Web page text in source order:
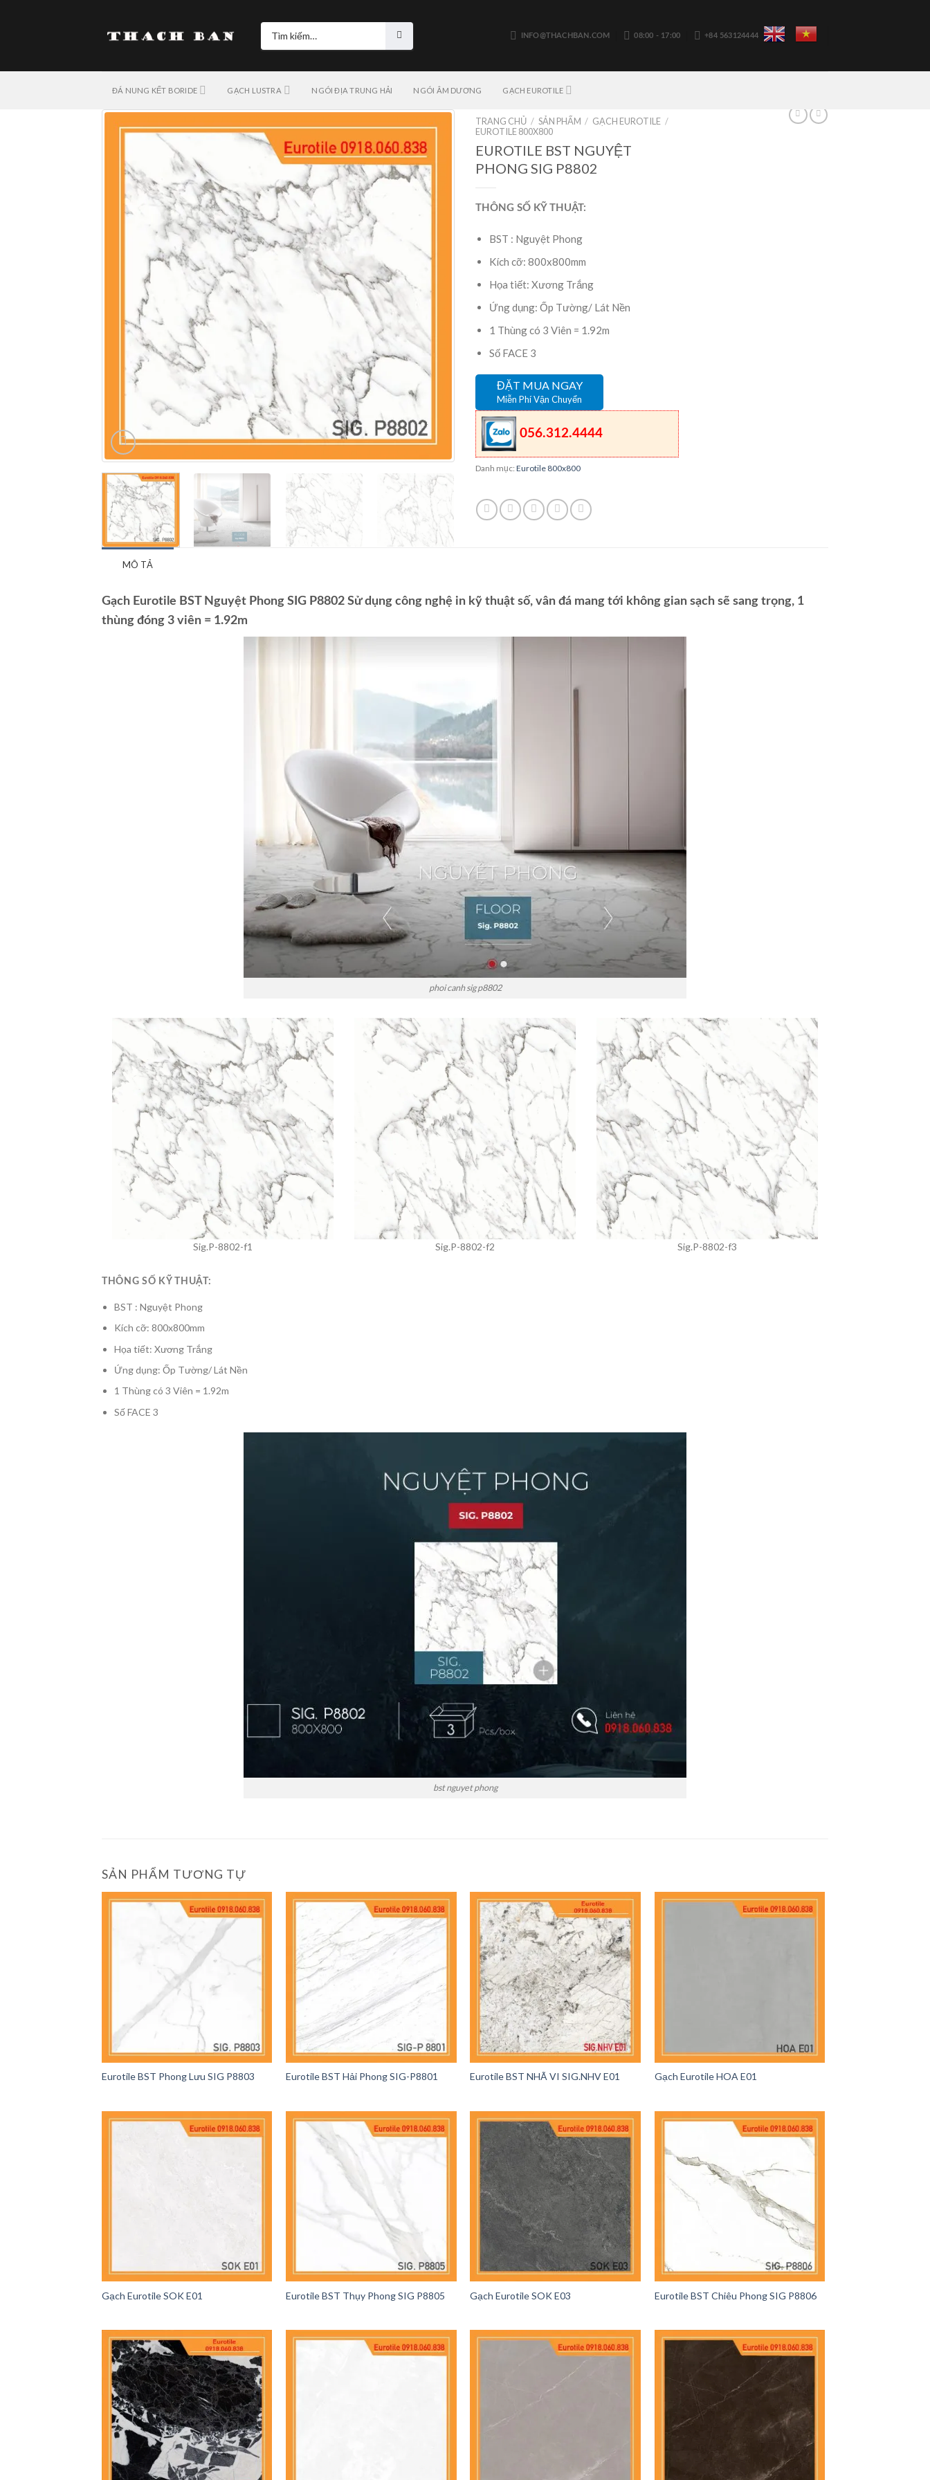
kiếm:
INFO@THACHBAN.COM 08:00 - 17:00 +84 563124444
ĐÁ NUNG KẾT BORIDE GẠCH LUSTRA NGÓI ĐỊA TRUNG HẢI NGÓI ÂM DƯƠNG GẠCH EUROTILE
TRANG CHỦ / SẢN PHẨM / GẠCH EUROTILE /
EUROTILE 800X800
EUROTILE BST NGUYỆT
PHONG SIG P8802
THÔNG SỐ KỸ THUẬT:
BST : Nguyệt Phong
Kích cỡ: 800x800mm
Họa tiết: Xương Trắng
Ứng dụng: Ốp Tường/ Lát Nền
1 Thùng có 3 Viên = 1.92m
Số FACE 3
ĐẶT MUA NGAY
Miễn Phí Vận Chuyển
056.312.4444
Danh mục: Eurotile 800x800
MÔ TẢ
Gạch Eurotile BST Nguyệt Phong SIG P8802 Sử dụng công nghệ in kỹ thuật số, vân đá mang tới không gian sạch sẽ sang trọng, 1
thùng đóng 3 viên = 1.92m
phoi canh sig p8802
Sig.P-8802-f1 Sig.P-8802-f2 Sig.P-8802-f3
THÔNG SỐ KỸ THUẬT:
BST : Nguyệt Phong
Kích cỡ: 800x800mm
Họa tiết: Xương Trắng
Ứng dụng: Ốp Tường/ Lát Nền
1 Thùng có 3 Viên = 1.92m
Số FACE 3
bst nguyet phong
SẢN PHẨM TƯƠNG TỰ
Eurotile BST Phong Lưu SIG P8803 Eurotile BST Hải Phong SIG-P8801 Eurotile BST NHÃ VI SIG.NHV E01 Gạch Eurotile HOA E01
Gạch Eurotile SOK E01 Eurotile BST Thụy Phong SIG P8805 Gạch Eurotile SOK E03 Eurotile BST Chiêu Phong SIG P8806